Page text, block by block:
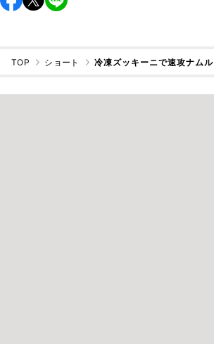
TOP ショート 冷凍ズッキーニで速攻ナムル